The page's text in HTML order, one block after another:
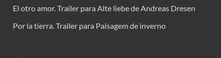
El otro amor. Trailer para Alte liebe de Andreas Dresen
Por la tierra. Trailer para Paisagem de inverno